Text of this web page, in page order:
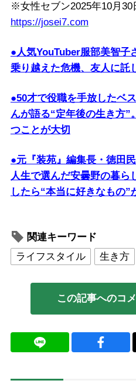
※女性セブン2025年10月30
https://josei7.com
●人気YouTuber服部美智子
乗り越えた危機、友人に託
●50才で役職を手放したベ
んが語る“定年後の生き方”
つことが大切
●元『装苑』編集長・徳田
人生で選んだ安曇野の暮ら
したら“本当に好きなもの”
関連キーワード
ライフスタイル
生き方
この記事へのコ